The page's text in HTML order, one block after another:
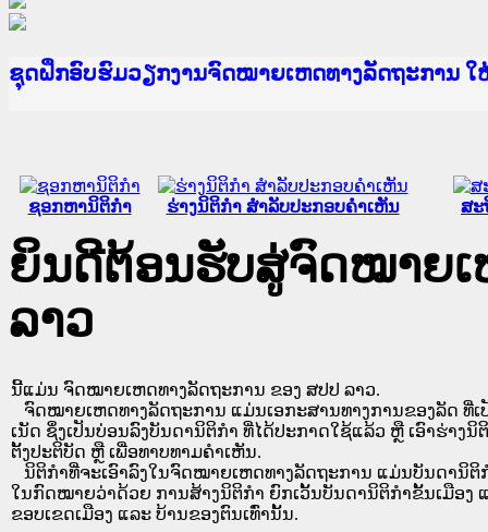
Ministry of Justice Lao PDR
ເຜີຍແຜ່ວັບໄຊຈົດໝາຍເຫດທາງລັດຖະການ ແລະ ແອັ
ກະຊວງຍຸຕິທຳ
ຊຸດຝຶກອົບຮົມວຽກງານຈົດໝາຍເຫດທາງລັດຖະການ
ກອງປະຊຸມທົບທວນຄືນການຈັດຕັ້ງປະຕິບັດວຽກງານຈົ
ຝຶກອົບຮົມ ຜູ່ປະສານງານວຽກງານຈົດໝາຍເຫດທາງລັ
ຝຶກອົບຮົມ ຜູ່ປະສານງານວຽກງານຈົດໝາຍເຫດທາງລັ
ເຜີຍແຜ່ແອັບກົດໝາຍລາວ ແລະ ເວັບໄຊຈົດໝາຍເຫດ
ເຜີຍແຜ່ແອັບກົດໝາຍລາວ ແລະ ເວັບໄຊຈົດໝາຍເຫດ
ຍົກລະດັບວຽກງານຈົດໝາຍເຫດທາງລັດຖະການໃຫ້ຜູ້
ຊຸດຝຶກອົບຮົມວຽກງານຈົດໝາຍເຫດທາງລັດຖະການ ໃ
ຊອກຫານິຕິກໍາ ຮ່າງນິຕິກໍາ ສໍາລັບປະກອບຄໍາເຫັນ ສະ
ຍິນດີຕ້ອນຮັບສູ່ຈົດໝາຍເ
ລາວ
ນີ້ແມ່ນ ຈົດໝາຍເຫດທາງລັດຖະການ ຂອງ ສປປ ລາວ.
ຈົດໝາຍເຫດທາງລັດຖະການ ແມ່ນ​ເອ​ກະ​ສານ​ທາງ​ການ​ຂອງ​ລັດ ທີ່​ເ
ເນັດ ຊຶ່ງ​ເປັນ​ບ່ອນ​ລົງ​ບັນ​ດາ​ນິ​ຕິ​ກຳ ທີ່ໄດ້ປະກາດໃຊ້ແລ້ວ ຫຼື ເອົາຮ່າງ
ຕັ້ງ​ປະ​ຕິ​ບັດ ຫຼື ເພື່ອທາບທາມຄໍາເຫັນ.
ນິ​ຕິ​ກຳ​ທີ່​ຈະ​ເອົາ​ລົງ​ໃນ​ຈົດ​ໝາຍ​ເຫດ​ທາງ​ລັດ​ຖະ​ການ ​ແມ່ນ​ບັນ​ດາ​ນິ​ຕິ​
ໃນ​ກົດ​ໝາຍ​ວ່າ​ດ້ວຍ​ ການ​ສ້າງ​ນິ​ຕິ​ກຳ ຍົກ​ເວັ້ນ​ບັນ​ດານິ​ຕິ​ກຳ​ຂັ້ນ​ເມືອງ
ຂອບ​ເຂດ​ເມືອງ ແລະ ບ້ານ​ຂອງ​ຕົນ​ເທົ່າ​ນັ້ນ.